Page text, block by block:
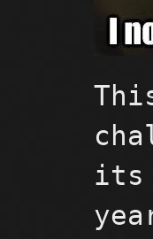
its